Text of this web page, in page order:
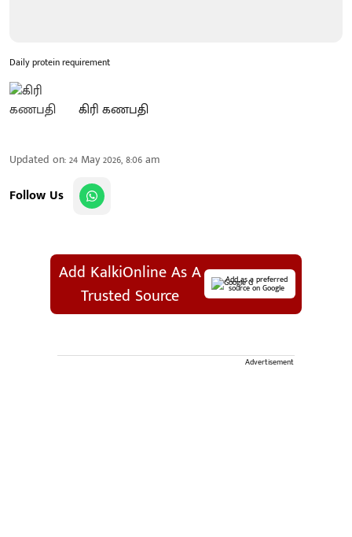
Daily protein requirement
கிரி கணபதி
Updated on:24 May 2026, 8:06 am
Follow Us
Add KalkiOnline As A
Trusted Source
Add as a preferred
source on Google
Advertisement